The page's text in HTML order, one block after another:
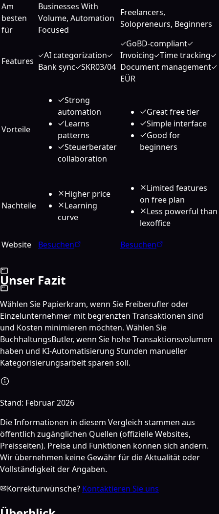
Am
besten
für
Businesses With
Volume, Automation
Focused
Freelancers,
Solopreneurs, Beginners
Features
AI categorization
Bank sync SKR03/04
GoBD-compliant
Invoicing Time tracking
Document management
EÜR
Vorteile
Strong
automation
Learns
patterns
Steuerberater
collaboration
Great free tier
Simple interface
Good for
beginners
Nachteile
Higher price
Learning
curve
Limited features
on free plan
Less powerful than
lexoffice
Website
Besuchen Besuchen
Unser Fazit
Wählen Sie Papierkram, wenn Sie Freiberufler oder
Einzelunternehmer mit begrenzten Transaktionen sind
und Kosten minimieren möchten. Wählen Sie
BuchhaltungsButler, wenn Sie hohe Transaktionsvolumen
haben und KI-Automatisierung Stunden manueller
Kategorisierungsarbeit sparen soll.
Stand: Februar 2026
Die Informationen in diesem Vergleich stammen aus
öffentlich zugänglichen Quellen (offizielle Websites,
Preisseiten). Preise und Funktionen können sich ändern.
Wir übernehmen keine Gewähr für die Aktualität oder
Vollständigkeit der Angaben.
Korrekturwünsche? Kontaktieren Sie uns